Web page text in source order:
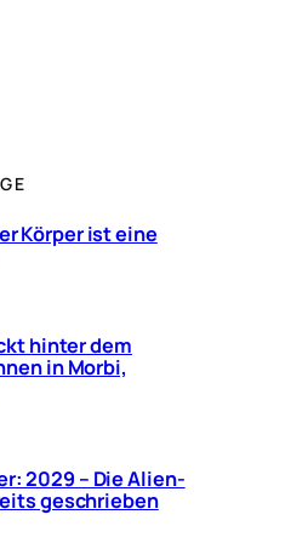
Körper ist eine
hinter dem
in Morbi,
2029 – Die Alien-
geschrieben